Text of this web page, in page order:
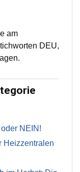
am
DEU,
NEIN!
Heizzentralen